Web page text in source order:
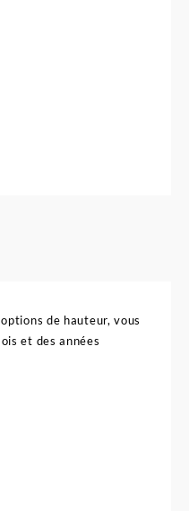
de hauteur, vous
et des années